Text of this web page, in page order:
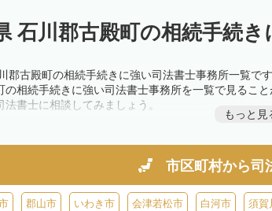
石川郡古殿町の相続手続
郡古殿町の相続手続きに強い司法書士事務所一覧で
の相続手続きに強い司法書士事務所を一覧で見るこ
法書士に相談してみましょう。
もっと見
市区町村から司
郡山市 いわき市 会津若松市 白河市 須賀